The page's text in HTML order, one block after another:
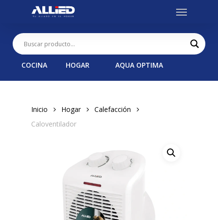
content
Menu
COCINA HOGAR AQUA OPTIMA
Inicio Hogar
Calefacción
Caloventilador